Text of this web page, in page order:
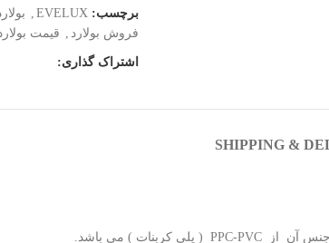
برچسب: EVELUX
,
فروش بولارد , قیمت
اشتراک گذاری:
SHIPPING &